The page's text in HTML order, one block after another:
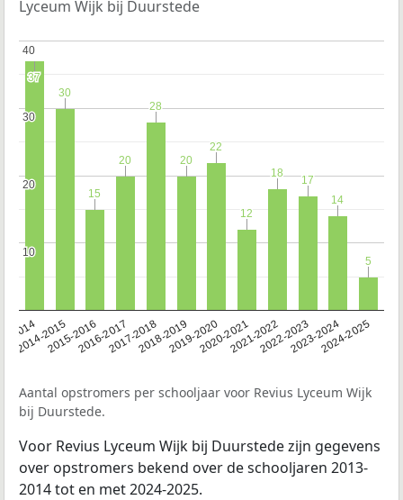
Lyceum Wijk bij Duurstede
2014
2014-20152015-20162016-20172017-20182018-20192019-20202020-20212021-20222022-20232023-20242024-2025
10
10
20
20
30
30
40
40
37
37
30
30
15
15
20
20
28
28
20
20
22
22
12
12
18
18
17
17
14
14
5
5
Aantal opstromers per schooljaar voor Revius Lyceum Wijk
bij Duurstede.
Voor Revius Lyceum Wijk bij Duurstede zijn gegevens
over opstromers bekend over de schooljaren 2013-
2014 tot en met 2024-2025.